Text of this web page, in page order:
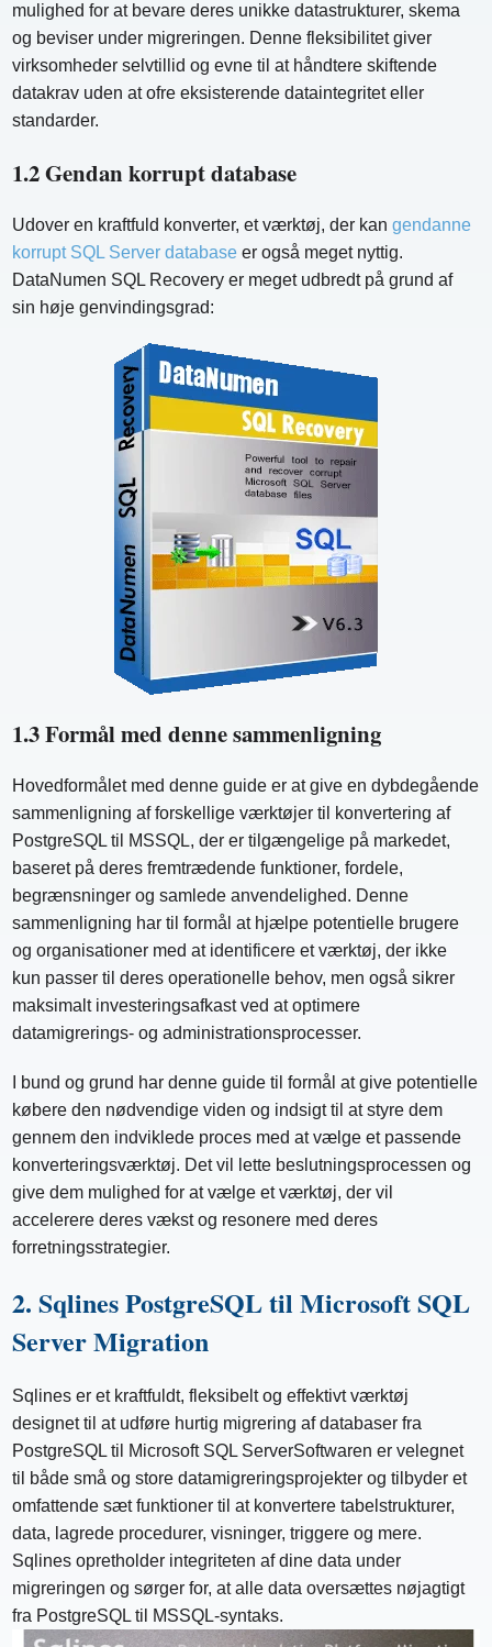
mulighed for at bevare deres unikke datastrukturer, skema
og beviser under migreringen. Denne fleksibilitet giver
virksomheder selvtillid og evne til at håndtere skiftende
datakrav uden at ofre eksisterende dataintegritet eller
standarder.
1.2 Gendan korrupt database
Udover en kraftfuld konverter, et værktøj, der kangendanne
korrupt SQL Server database er også meget nyttig.
DataNumen SQL Recovery er meget udbredt på grund af
sin høje genvindingsgrad:
1.3 Formål med denne sammenligning
Hovedformålet med denne guide er at give en dybdegående
sammenligning af forskellige værktøjer til konvertering af
PostgreSQL til MSSQL, der er tilgængelige på markedet,
baseret på deres fremtrædende funktioner, fordele,
begrænsninger og samlede anvendelighed. Denne
sammenligning har til formål at hjælpe potentielle brugere
og organisationer med at identificere et værktøj, der ikke
kun passer til deres operationelle behov, men også sikrer
maksimalt investeringsafkast ved at optimere
datamigrerings- og administrationsprocesser.
I bund og grund har denne guide til formål at give potentielle
købere den nødvendige viden og indsigt til at styre dem
gennem den indviklede proces med at vælge et passende
konverteringsværktøj. Det vil lette beslutningsprocessen og
give dem mulighed for at vælge et værktøj, der vil
accelerere deres vækst og resonere med deres
forretningsstrategier.
2. Sqlines PostgreSQL til Microsoft SQL
Server Migration
Sqlines er et kraftfuldt, fleksibelt og effektivt værktøj
designet til at udføre hurtig migrering af databaser fra
PostgreSQL til Microsoft SQL ServerSoftwaren er velegnet
til både små og store datamigreringsprojekter og tilbyder et
omfattende sæt funktioner til at konvertere tabelstrukturer,
data, lagrede procedurer, visninger, triggere og mere.
Sqlines opretholder integriteten af ​​dine data under
migreringen og sørger for, at alle data oversættes nøjagtigt
fra PostgreSQL til MSSQL-syntaks.